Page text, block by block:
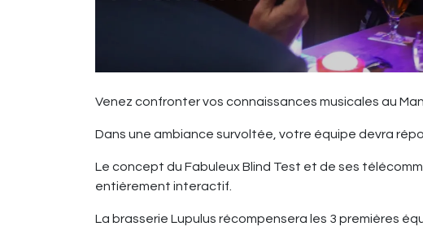
Venez confronter vos connaissances musicales au
Dans une ambiance survoltée, votre équipe devra
Le concept du Fabuleux Blind Test et de ses
entièrement interactif.
La brasserie Lupulus récompensera les 3 premières